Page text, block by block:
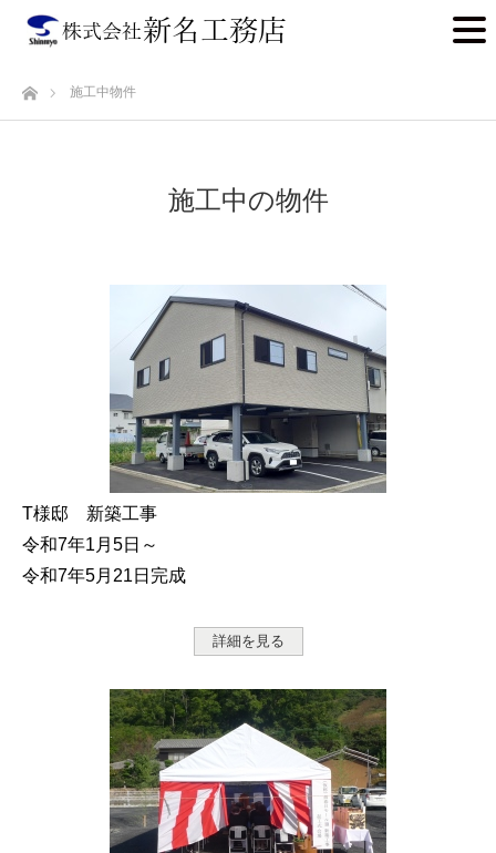
ホーム施工中物件
施工中の物件
T様邸 新築工事
令和7年1月5日～
令和7年5月21日完成
詳細を見る